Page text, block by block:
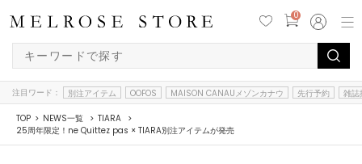
0
注目ワード： 別注アイテム OOFOS MAISON CANAUメゾンカナウ 先行予約 雑誌
TOP NEWS一覧
TIARA
25周年限定！ne Quittez pas × TIARA別注アイテムが発売